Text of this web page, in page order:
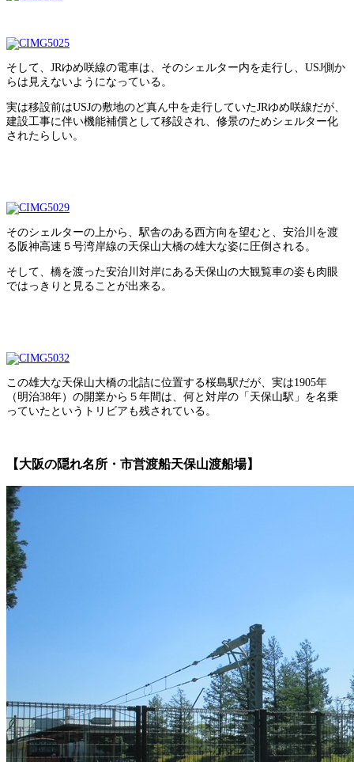
そして、JRゆめ咲線の電車は、そのシェルター内を走行し、USJ側か
らは見えないようになっている。
実は移設前はUSJの敷地のど真ん中を走行していたJRゆめ咲線だが、
建設工事に伴い機能補償として移設され、修景のためシェルター化
されたらしい。
そのシェルターの上から、駅舎のある西方向を望むと、安治川を渡
る阪神高速５号湾岸線の天保山大橋の雄大な姿に圧倒される。
そして、橋を渡った安治川対岸にある天保山の大観覧車の姿も肉眼
ではっきりと見ることが出来る。
この雄大な天保山大橋の北詰に位置する桜島駅だが、実は1905年
（明治38年）の開業から５年間は、何と対岸の「天保山駅」を名乗
っていたというトリビアも残されている。
【大阪の隠れ名所・市営渡船天保山渡船場】